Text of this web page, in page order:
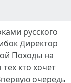
русского
Директор
Походы на
кто хочет
очередь